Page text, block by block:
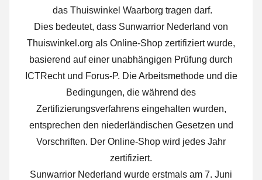
das Thuiswinkel Waarborg tragen darf.
Dies bedeutet, dass Sunwarrior Nederland von
Thuiswinkel.org als Online-Shop zertifiziert wurde,
basierend auf einer unabhängigen Prüfung durch
ICTRecht und Forus-P. Die Arbeitsmethode und die
Bedingungen, die während des
Zertifizierungsverfahrens eingehalten wurden,
entsprechen den niederländischen Gesetzen und
Vorschriften. Der Online-Shop wird jedes Jahr
zertifiziert.
Sunwarrior Nederland wurde erstmals am 7. Juni